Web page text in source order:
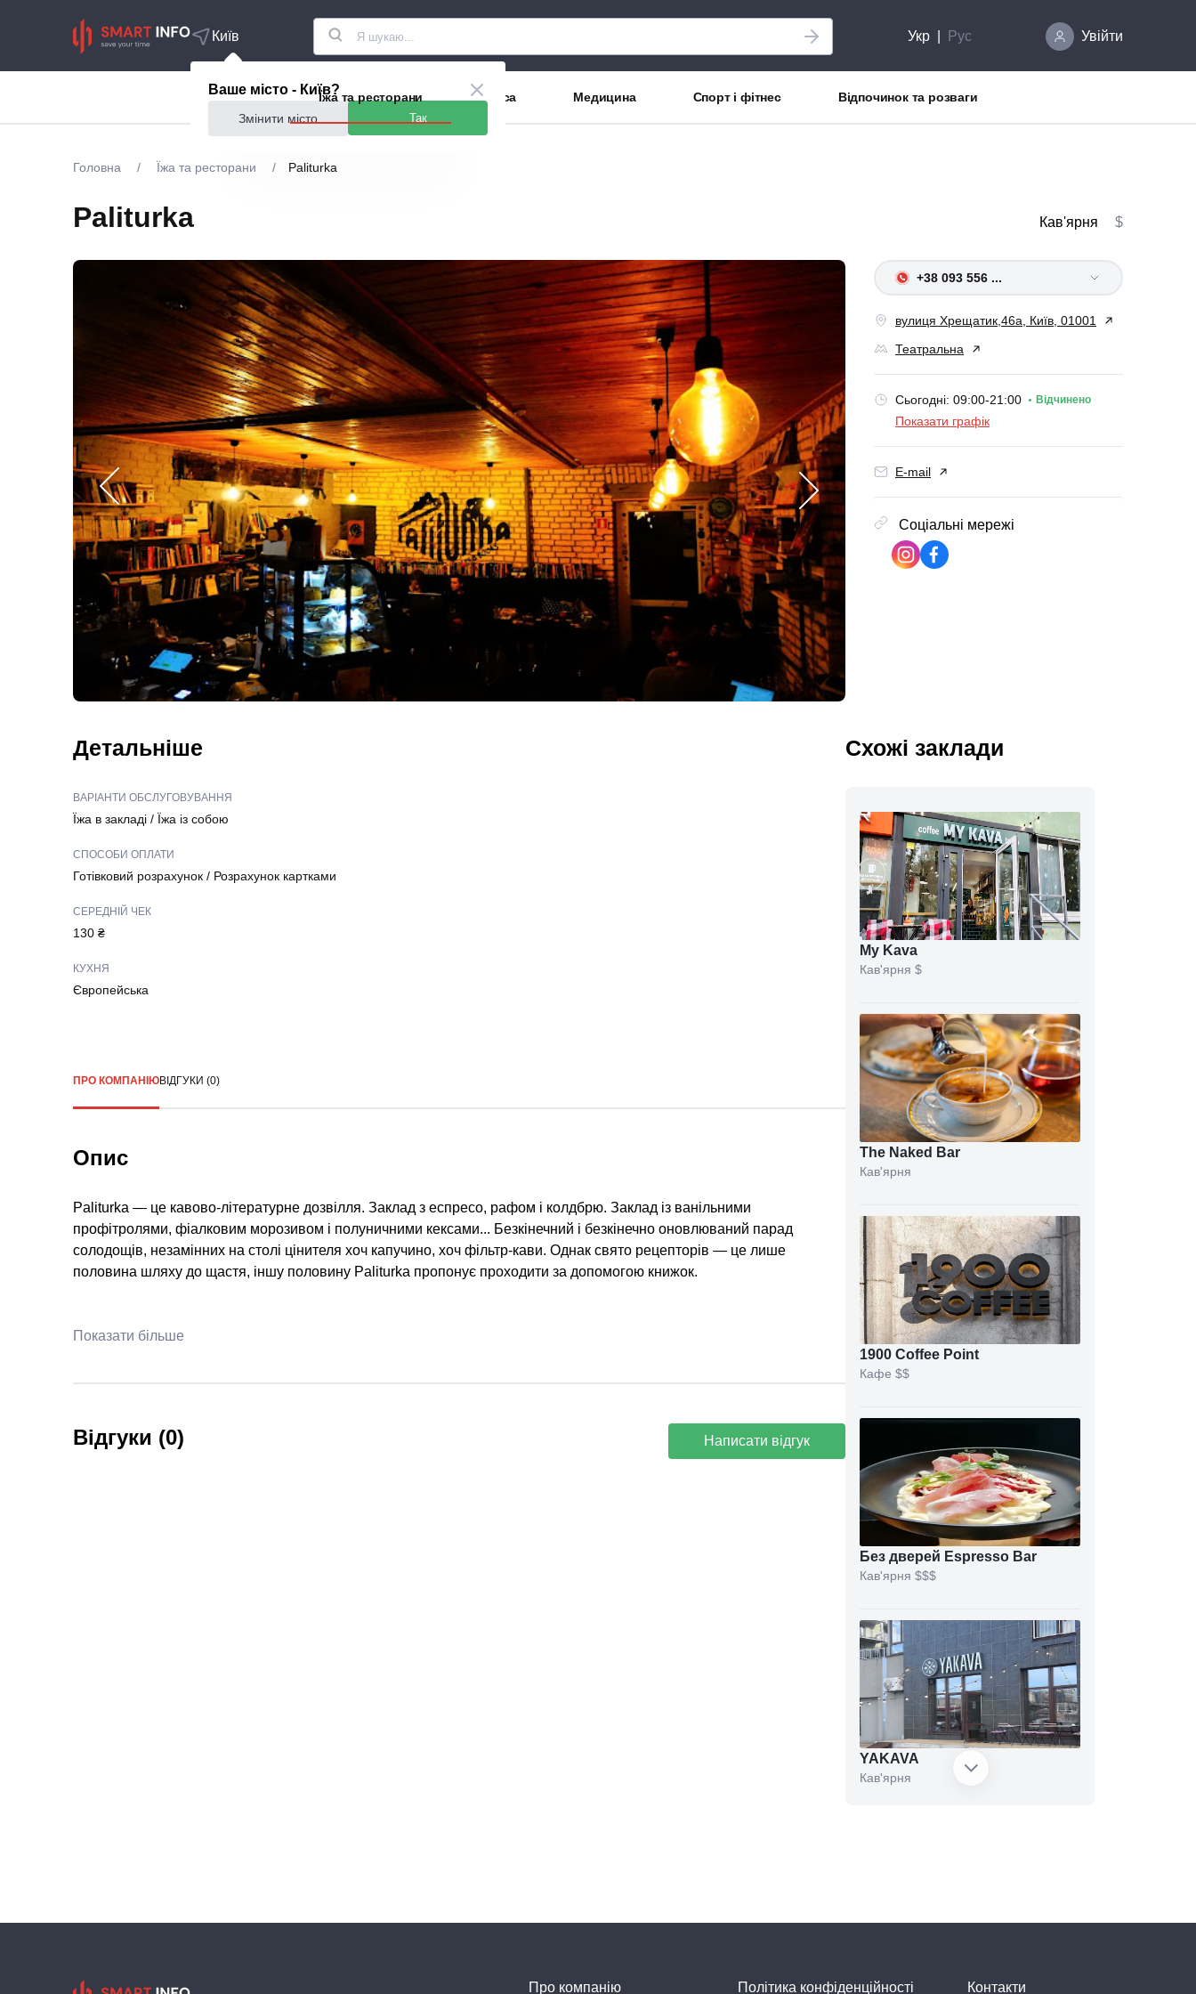
Київ
Ваше місто - Київ?
Змінити місто Так
Укр Рус Увійти
Акції Їжа та ресторани Краса Медицина Спорт і фітнес Відпочинок та розваги
Головна / Їжа та ресторани / Paliturka
Paliturka Кав'ярня $
+38 093 556 ...
вулиця Хрещатик,46а, Київ, 01001
Театральна
Сьогодні: 09:00-21:00 Відчинено
Показати графік
E-mail
Соціальні мережі
Детальніше
ВАРІАНТИ ОБСЛУГОВУВАННЯ
Їжа в закладі / Їжа із собою
СПОСОБИ ОПЛАТИ
Готівковий розрахунок / Розрахунок картками
СЕРЕДНІЙ ЧЕК
130 ₴
КУХНЯ
Європейська
ПРО КОМПАНІЮВІДГУКИ (0)
Опис
Paliturka — це кавово-літературне дозвілля. Заклад з еспресо, рафом і колдбрю. Заклад із ванільними
профітролями, фіалковим морозивом і полуничними кексами... Безкінечний і безкінечно оновлюваний парад
солодощів, незамінних на столі цінителя хоч капучино, хоч фільтр-кави. Однак свято рецепторів — це лише
половина шляху до щастя, іншу половину Paliturka пропонує проходити за допомогою книжок.
Показати більше
Відгуки (0) Написати відгук
Схожі заклади
My Kava
Кав'ярня $
The Naked Bar
Кав'ярня
1900 Coffee Point
Кафе $$
Без дверей Espresso Bar
Кав'ярня $$$
YAKAVA
Кав'ярня
Кав'ярня
Про компанію Політика конфіденційності Контакти